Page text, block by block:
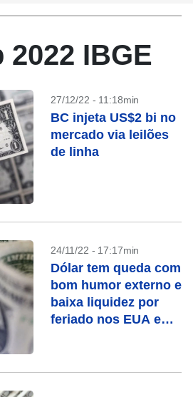
IBGE
27/12/22 - 11:18min
BC injeta US$2 bi no
mercado via leilões
de linha
24/11/22 - 17:17min
Dólar tem queda com
bom humor externo e
baixa liquidez por
feriado nos EUA e